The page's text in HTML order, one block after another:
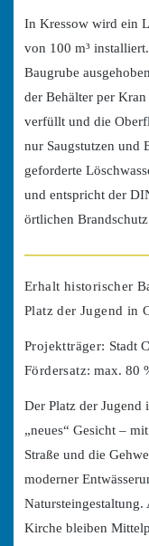
In Kressow wird ein
von 100 m³
Baugrube
der Behälter per
verfüllt und die
nur Saugstutzen und
geforderte
und entspricht der
örtlichen
Erhalt historischer
Platz der Jugend in
Projektträger: Stadt
Fördersatz: max. 80
Der Platz der Jugend
„neues“ Gesicht –
Straße und die
moderner
Kirche bleiben